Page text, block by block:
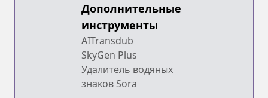
Дополнительные
инструменты
AITransdub
SkyGen Plus
Удалитель водяных
знаков Sora